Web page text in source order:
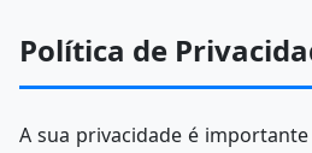
Política de
A sua privacidade é